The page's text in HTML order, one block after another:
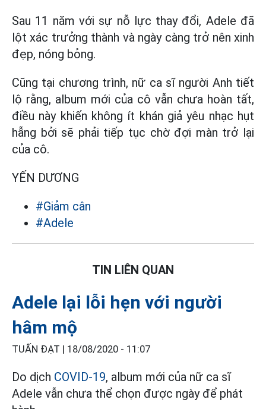
Sau 11 năm với sự nỗ lực thay đổi, Adele đã
lột xác trưởng thành và ngày càng trở nên xinh
đẹp, nóng bỏng.
Cũng tại chương trình, nữ ca sĩ người Anh tiết
lộ rằng, album mới của cô vẫn chưa hoàn tất,
điều này khiến không ít khán giả yêu nhạc hụt
hẫng bởi sẽ phải tiếp tục chờ đợi màn trở lại
của cô.
YẾN DƯƠNG
#Giảm cân
#Adele
TIN LIÊN QUAN
Adele lại lỗi hẹn với người
hâm mộ
TUẤN ĐẠT | 18/08/2020 - 11:07
Do dịch COVID-19, album mới của nữ ca sĩ
Adele vẫn chưa thể chọn được ngày để phát